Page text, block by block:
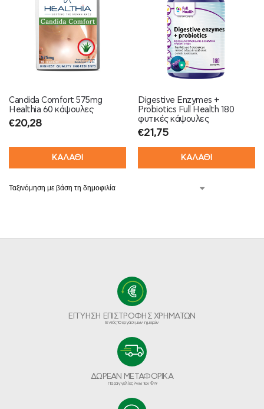
Candida Comfort 575mg
Healthia 60 κάψουλες
€20,28
ΚΑΛΑΘΙ
Digestive Enzymes +
Probiotics Full Health 180
φυτικές κάψουλες
€21,75
ΚΑΛΑΘΙ
ΕΓΓΥΗΣΗ ΕΠΙΣΤΡΟΦΗΣ ΧΡΗΜΑΤΩΝ
Εντός 10 εργάσιμων ημερών
ΔΩΡΕΑΝ ΜΕΤΑΦΟΡΙΚΑ
Παραγγελίες Άνω Των €49